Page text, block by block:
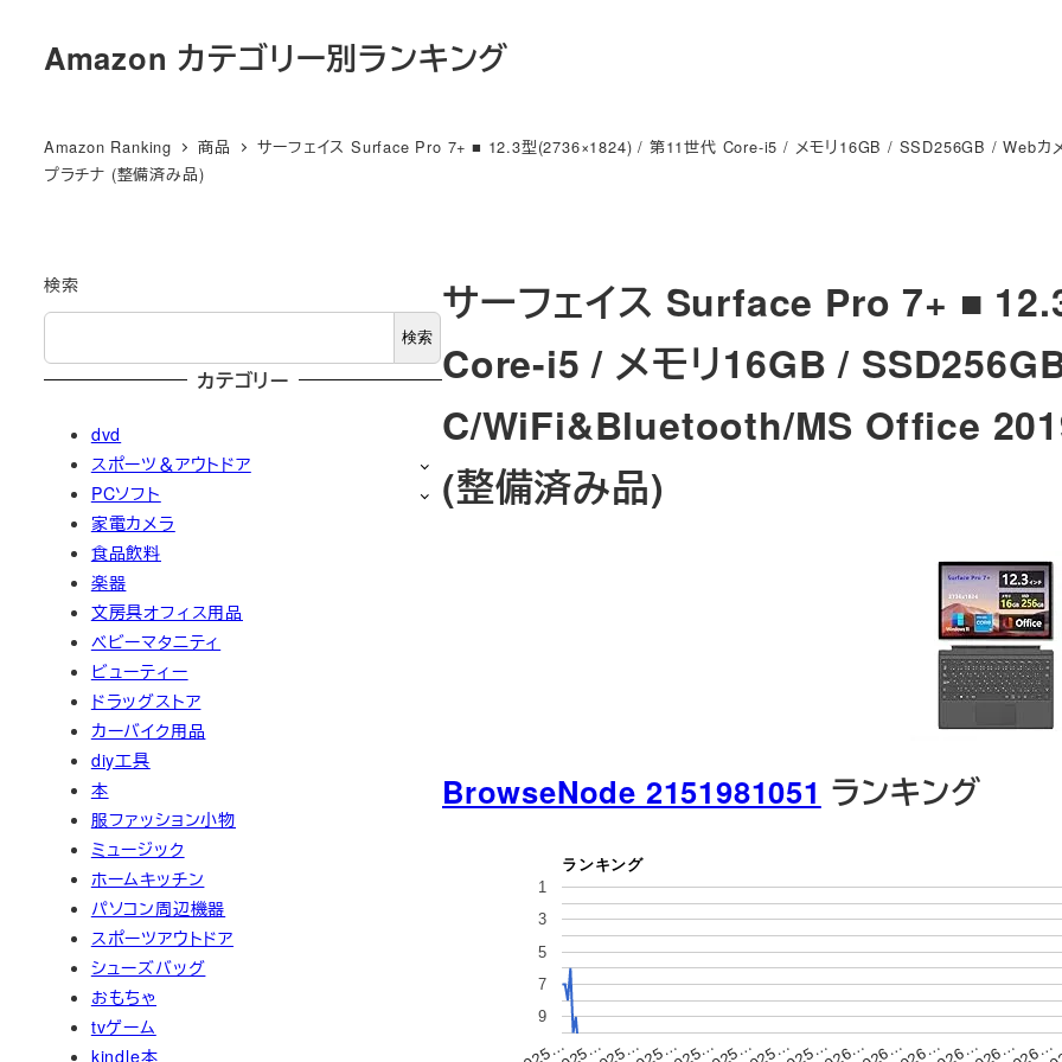
Amazon カテゴリー別ランキング
Amazon Ranking 商品
サーフェイス Surface Pro 7+ ■ 12.3型(2736×1824) / 第11世代 Core-i5 / メモリ16GB / SSD256GB / Web
プラチナ (整備済み品)
サーフェイス Surface Pro 7+ ■
Core-i5 / メモリ16GB /
C/WiFi&Bluetooth/MS Office
(整備済み品)
BrowseNode 2151981051 ランキング
ランキング
1
3
5
7
9
検索
検索
カテゴリー
dvd
スポーツ＆アウトドア
PCソフト
家電カメラ
食品飲料
楽器
文房具オフィス用品
ベビーマタニティ
ビューティー
ドラッグストア
カーバイク用品
diy工具
本
服ファッション小物
ミュージック
ホームキッチン
パソコン周辺機器
スポーツアウトドア
シューズバッグ
おもちゃ
tvゲーム
kindle本